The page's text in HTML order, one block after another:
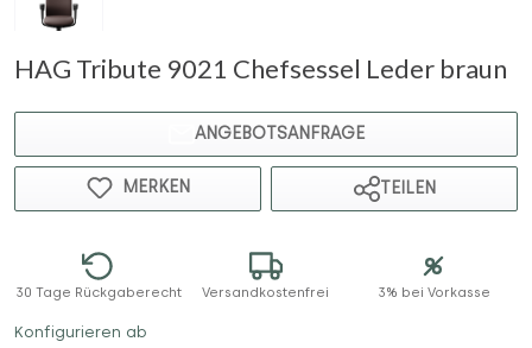
HAG Tribute 9021 Chefsessel Leder braun
ANGEBOTSANFRAGE
MERKEN TEILEN
30 Tage Rückgaberecht Versandkostenfrei 3% bei Vorkasse
Konfigurieren ab